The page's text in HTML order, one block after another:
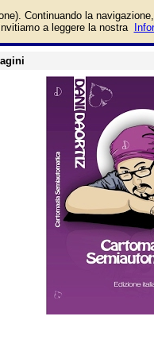
Vari
Continuando la
a leggere la nostra